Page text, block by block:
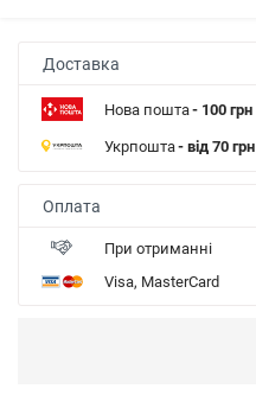
Доставка
Нова пошта- 100 грн
Укрпошта- від 70 грн
Оплата
При отриманні
Visa, MasterCard